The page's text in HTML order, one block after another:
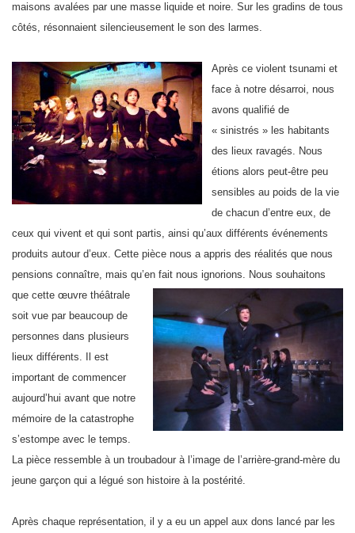
maisons avalées par une masse liquide et noire. Sur les gradins de tous
côtés, résonnaient silencieusement le son des larmes.
Après ce violent tsunami et
face à notre désarroi, nous
avons qualifié de
« sinistrés » les habitants
des lieux ravagés. Nous
étions alors peut-être peu
sensibles au poids de la vie
de chacun d’entre eux, de
ceux qui vivent et qui sont partis, ainsi qu’aux différents événements
produits autour d’eux. Cette pièce nous a appris des réalités que nous
pensions connaître, mais qu’en fait nous ignorions. Nous souhaitons
que cette œuvre théâtrale
soit vue par beaucoup de
personnes dans plusieurs
lieux différents. Il est
important de commencer
aujourd’hui avant que notre
mémoire de la catastrophe
s’estompe avec le temps.
La pièce ressemble à un troubadour à l’image de l’arrière-grand-mère du
jeune garçon qui a légué son histoire à la postérité.
Après chaque représentation, il y a eu un appel aux dons lancé par les